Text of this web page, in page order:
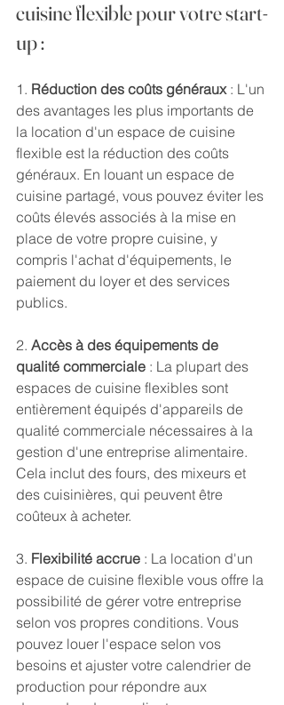
cuisine flexible pour votre start-
up :
1. Réduction des coûts généraux : L'un
des avantages les plus importants de
la location d'un espace de cuisine
flexible est la réduction des coûts
généraux. En louant un espace de
cuisine partagé, vous pouvez éviter les
coûts élevés associés à la mise en
place de votre propre cuisine, y
compris l'achat d'équipements, le
paiement du loyer et des services
publics.
2. Accès à des équipements de
qualité commerciale : La plupart des
espaces de cuisine flexibles sont
entièrement équipés d'appareils de
qualité commerciale nécessaires à la
gestion d'une entreprise alimentaire.
Cela inclut des fours, des mixeurs et
des cuisinières, qui peuvent être
coûteux à acheter.
3. Flexibilité accrue : La location d'un
espace de cuisine flexible vous offre la
possibilité de gérer votre entreprise
selon vos propres conditions. Vous
pouvez louer l'espace selon vos
besoins et ajuster votre calendrier de
production pour répondre aux